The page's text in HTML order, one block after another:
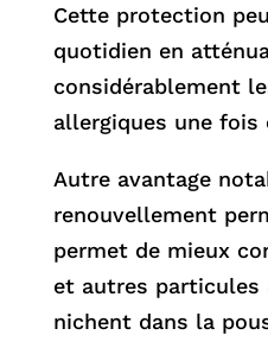
Cette protection
quotidien en
considérablement
allergiques une fois
Autre avantage
renouvellement
permet de mieux
et autres particules
nichent dans la